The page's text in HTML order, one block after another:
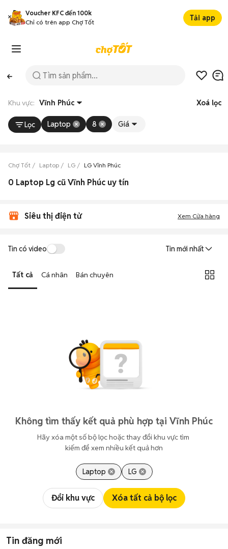
Voucher KFC đến 100k
Chỉ có trên app Chợ Tốt
Tải app
Khu vực: Vĩnh Phúc Xoá lọc
Lọc Laptop 8 Giá
Chợ Tốt Laptop LG LG Vĩnh Phúc
0 Laptop Lg cũ Vĩnh Phúc uy tín
Siêu thị điện tử Xem Cửa hàng
Tin có video Tin mới nhất
Tất cả Cá nhân Bán chuyên
Không tìm thấy kết quả phù hợp tại Vĩnh Phúc
Hãy xóa một số bộ lọc hoặc thay đổi khu vực tìm
kiếm để xem nhiều kết quả hơn
Laptop LG
Đổi khu vực Xóa tất cả bộ lọc
Tin đăng mới